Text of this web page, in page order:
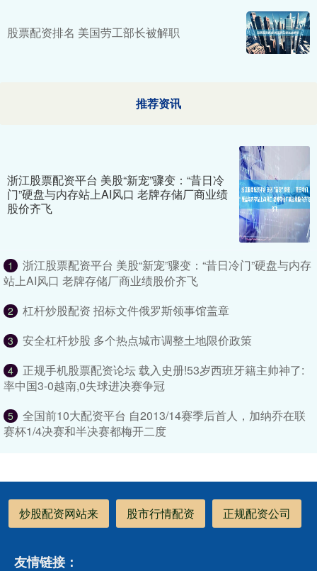
股票配资排名 美国劳工部长被解职
推荐资讯
浙江股票配资平台 美股“新宠”骤变：“昔日冷
门”硬盘与内存站上AI风口 老牌存储厂商业绩
股价齐飞
1
浙江股票配资平台 美股“新宠”骤变：“昔日冷门”硬盘与内存
站上AI风口 老牌存储厂商业绩股价齐飞
2 杠杆炒股配资 招标文件俄罗斯领事馆盖章
3 安全杠杆炒股 多个热点城市调整土地限价政策
4
正规手机股票配资论坛 载入史册!53岁西班牙籍主帅神了:
率中国3-0越南,0失球进决赛争冠
5
全国前10大配资平台 自2013/14赛季后首人，加纳乔在联
赛杯1/4决赛和半决赛都梅开二度
炒股配资网站来 股市行情配资 正规配资公司
友情链接：